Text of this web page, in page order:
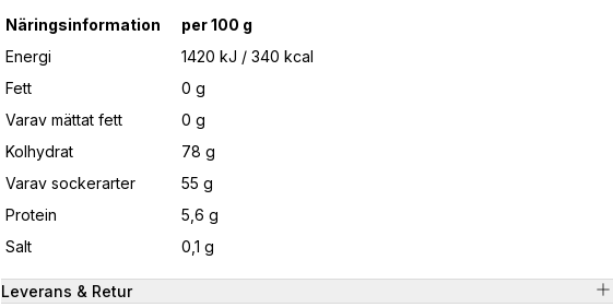
Näringsinformation
per 100 g
Energi
1420 kJ / 340 kcal
Fett
0 g
Varav mättat fett
0 g
Kolhydrat
78 g
Varav sockerarter
55 g
Protein
5,6 g
Salt
0,1 g
Leverans & Retur